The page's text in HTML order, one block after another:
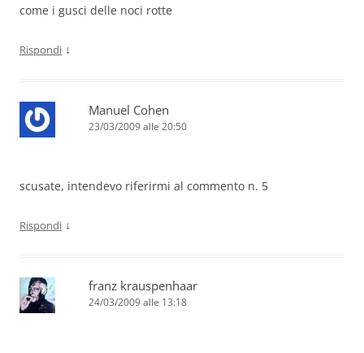
come i gusci delle noci rotte
Rispondi ↓
Manuel Cohen
23/03/2009 alle 20:50
scusate, intendevo riferirmi al commento n. 5
Rispondi ↓
franz krauspenhaar
24/03/2009 alle 13:18